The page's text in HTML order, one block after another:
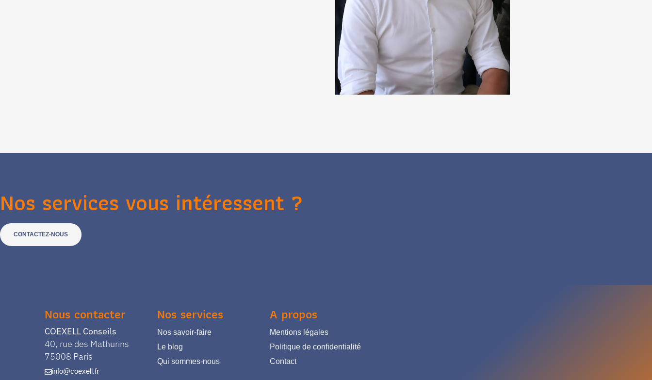
Nos services vous intéressent ?
CONTACTEZ-NOUS
Nous contacter
COEXELL Conseils
40, rue des Mathurins
75008 Paris
info@coexell.fr
Nos services
Nos savoir-faire
Le blog
Qui sommes-nous
A propos
Mentions légales
Politique de confidentialité
Contact